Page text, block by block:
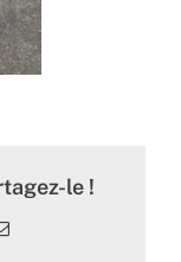
le !
Email